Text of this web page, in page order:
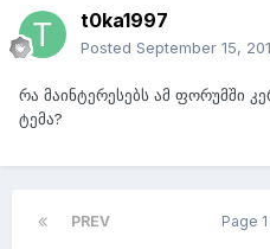
t0ka1997
Posted September 15,
რა მაინტერესებს ამ ფორუმში
ტემა?
PREV Page